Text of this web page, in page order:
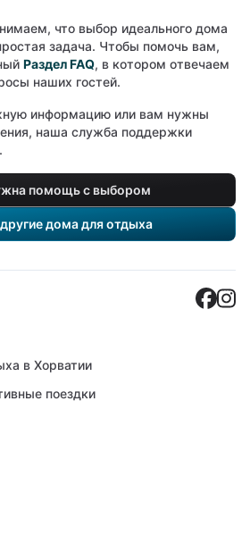
что выбор идеального дома
задача. Чтобы помочь вам,
Раздел FAQ, в котором отвечаем
наших гостей.
информацию или вам нужны
наша служба поддержки
помощь с выбором
дома для отдыха
в Хорватии
поездки